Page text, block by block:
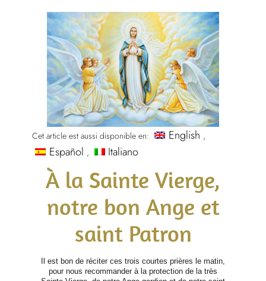
Cet article est aussi disponible en:
English
Español
Italiano
À la Sainte Vierge,
notre bon Ange et
saint Patron
Il est bon de réciter ces trois courtes prières le matin,
pour nous recommander à la protection de la très